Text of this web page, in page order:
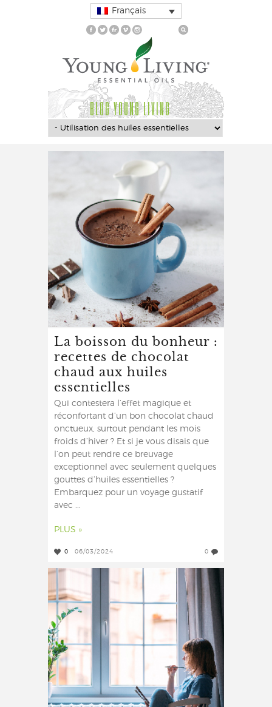
Français
BLOG YOUNG LIVING
La boisson du bonheur :
recettes de chocolat
chaud aux huiles
essentielles
Qui contestera l’effet magique et
réconfortant d’un bon chocolat chaud
onctueux, surtout pendant les mois
froids d’hiver ? Et si je vous disais que
l’on peut rendre ce breuvage
exceptionnel avec seulement quelques
gouttes d’huiles essentielles ?
Embarquez pour un voyage gustatif
avec ...
PLUS »
0 06/03/2024 0